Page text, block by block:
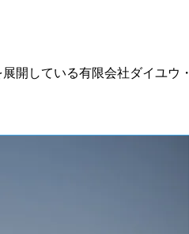
開している有限会社ダイユウ